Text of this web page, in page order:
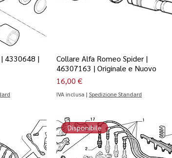
4330648 |
Collare Alfa Romeo Spider |
46307163 | Originale e Nuovo
Prezzo
16,00 €
IVA inclusa | Spedizione Standard
Disponibile